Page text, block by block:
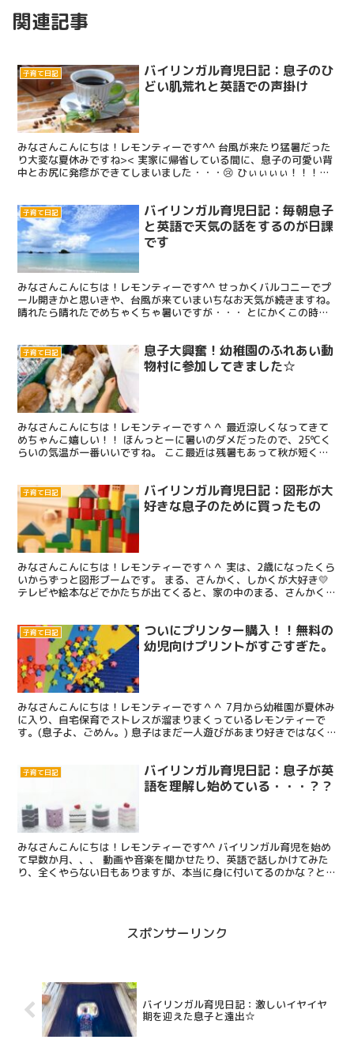
関連記事
子育て日記
バイリンガル育児日記：息子のひ
どい肌荒れと英語での声掛け
みなさんこんにちは！レモンティーです^^ 台風が来たり猛暑だった
り大変な夏休みですね>< 実家に帰省している間に、息子の可愛い背
中とお尻に発疹ができてしまいました・・・😢 ひぃぃぃぃ！！！！
子育て日記
バイリンガル育児日記：毎朝息子
と英語で天気の話をするのが日課
です
みなさんこんにちは！レモンティーです^^ せっかくバルコニーでプ
ール開きかと思いきや、台風が来ていまいちなお天気が続きますね。
晴れたら晴れたでめちゃくちゃ暑いですが・・・ とにかくこの時期
子育て日記
息子大興奮！幼稚園のふれあい動
物村に参加してきました☆
みなさんこんにちは！レモンティーです＾＾ 最近涼しくなってきて
めちゃんこ嬉しい！！ ほんっとーに暑いのダメだったので、25℃く
らいの気温が一番いいですね。 ここ最近は残暑もあって秋が短くな
子育て日記
バイリンガル育児日記：図形が大
好きな息子のために買ったもの
みなさんこんにちは！レモンティーです＾＾ 実は、2歳になったくら
いからずっと図形ブームです。 まる、さんかく、しかくが大好き💛
テレビや絵本などでかたちが出てくると、家の中のまる、さんかく、
子育て日記
ついにプリンター購入！！無料の
幼児向けプリントがすごすぎた。
みなさんこんにちは！レモンティーです＾＾ 7月から幼稚園が夏休み
に入り、自宅保育でストレスが溜まりまくっているレモンティーで
す。(息子よ、ごめん。) 息子はまだ一人遊びがあまり好きではなく
子育て日記
バイリンガル育児日記：息子が英
語を理解し始めている・・・？？
みなさんこんにちは！レモンティーです^^ バイリンガル育児を始め
て早数か月、、、 動画や音楽を聞かせたり、英語で話しかけてみた
り、全くやらない日もありますが、本当に身に付いてるのかな？と不
スポンサーリンク
バイリンガル育児日記：激しいイヤイヤ
期を迎えた息子と遠出☆